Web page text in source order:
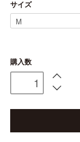
サイズ
購入数